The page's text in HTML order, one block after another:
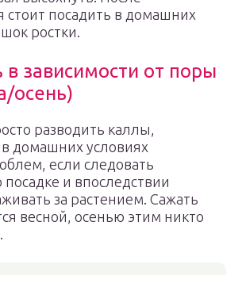
посадить в домашних
ростки.
в зависимости от поры
осень)
разводить каллы,
домашних условиях
если следовать
и впоследствии
за растением. Сажать
весной, осенью этим никто